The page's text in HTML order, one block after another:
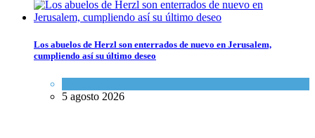
Los abuelos de Herzl son enterrados de nuevo en Jerusalem,
cumpliendo así su último deseo
5 agosto 2026